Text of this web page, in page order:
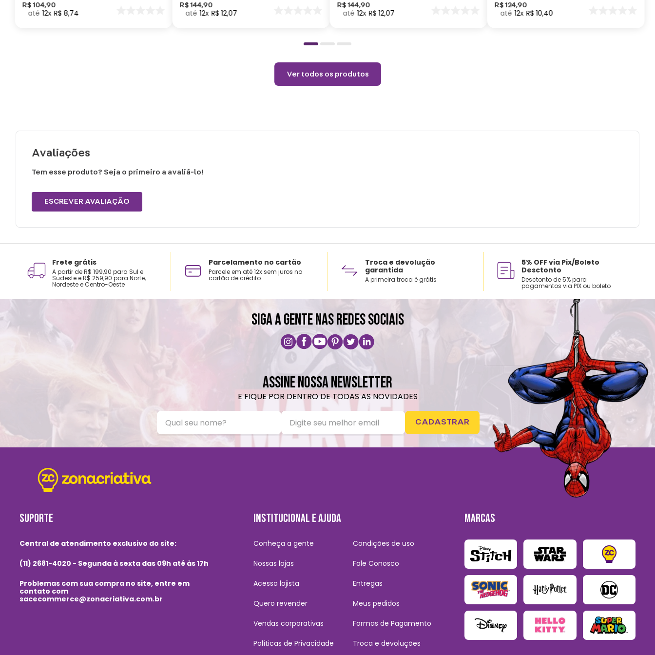
Cuidados e recomendações de uso:
R$ 104,90
12 R$ 8,74
Como Treinar
seu Dragão
R$ 144,90
12 R$ 12,07
R$ 144,90
12 R$ 12,07
R$ 124,90
12 R$ 10,40
Ver todos os produtos
Avaliações
Tem esse produto? Seja o primeiro a avaliá-lo!
ESCREVER AVALIAÇÃO
Frete grátis
A partir de R$ 199,90 para Sul e
Sudeste e R$ 259,90 para Norte,
Nordeste e Centro-Oeste
Parcelamento no cartão
Parcele em até 12x sem juros no
cartão de crédito
Troca e devolução
garantida
A primeira troca é grátis
5% OFF via Pix/Boleto
Desctonto
Desctonto de 5% para
pagamentos via PIX ou boleto
SIGA A GENTE NAS REDES SOCIAIS
ASSINE NOSSA NEWSLETTER
E FIQUE POR DENTRO DE TODAS AS NOVIDADES
CADASTRAR
SUPORTE
Central de atendimento exclusivo do site:
(11) 2681-4020 - Segunda à sexta das 09h até às 17h
Problemas com sua compra no site, entre em
contato com
sacecommerce@zonacriativa.com.br
INSTITUCIONAL E AJUDA
Conheça a gente
Nossas lojas
Acesso lojista
Quero revender
Vendas corporativas
Políticas de Privacidade
Condições de uso
Fale Conosco
Entregas
Meus pedidos
Formas de Pagamento
Troca e devoluções
MARCAS